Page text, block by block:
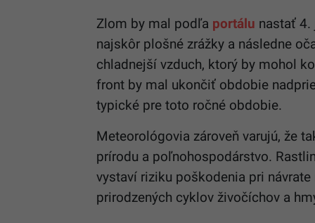
Zlom by mal podľa portálu nastať 4.
najskôr plošné zrážky a následne
chladnejší vzduch, ktorý by mohol
front by mal ukončiť obdobie
typické pre toto ročné obdobie.
Meteorológovia zároveň varujú, že
prírodu a poľnohospodárstvo.
vystaví riziku poškodenia pri
prirodzených cyklov živočíchov a